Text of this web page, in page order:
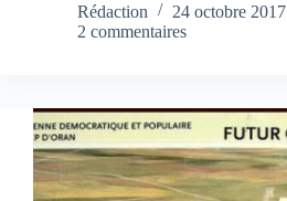
Rédaction
24 octobre 2017
2 commentaires